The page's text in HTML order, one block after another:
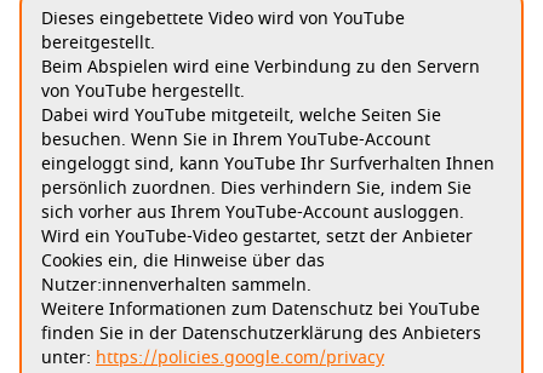
Dieses eingebettete Video wird von YouTube
bereitgestellt.
Beim Abspielen wird eine Verbindung zu den Servern
von YouTube hergestellt.
Dabei wird YouTube mitgeteilt, welche Seiten Sie
besuchen. Wenn Sie in Ihrem YouTube-Account
eingeloggt sind, kann YouTube Ihr Surfverhalten Ihnen
persönlich zuordnen. Dies verhindern Sie, indem Sie
sich vorher aus Ihrem YouTube-Account ausloggen.
Wird ein YouTube-Video gestartet, setzt der Anbieter
Cookies ein, die Hinweise über das
Nutzer:innenverhalten sammeln.
Weitere Informationen zum Datenschutz bei YouTube
finden Sie in der Datenschutzerklärung des Anbieters
unter: https://policies.google.com/privacy